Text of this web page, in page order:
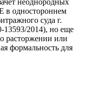
неоднородных
в одностороннем
суда г.
13593/2014), но еще
расторжении или
формальность для